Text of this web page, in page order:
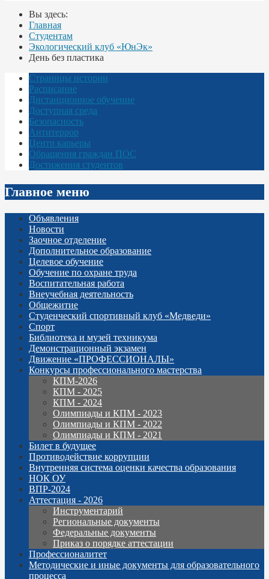
Вы здесь:
Главная
Студентам
Экологический клуб «ЮнЭк»
День без пластика
Страницы истории
Расписание
Дистанционное обучение
Доступная среда
Безопасность
Антитеррор
Центр карьеры
Обращения граждан ПОС
Достижения студентов
Главное меню
Объявления
Новости
Заочное отделение
Дополнительное образование
Целевое обучение
Обучение по охране труда
Воспитательная работа
Внеучебная деятельность
Общежитие
Студенческий спортивный клуб «Медведи»
Спорт
Библиотека и музей техникума
Демонстрационный экзамен
Движение «ПРОФЕССИОНАЛЫ»
Конкурсы профессионального мастерства
КПМ-2026
КПМ - 2025
КПМ - 2024
Олимпиады и КПМ - 2023
Олимпиады и КПМ - 2022
Олимпиады и КПМ - 2021
Билет в будущее
Противодействие коррупции
Внутренняя система оценки качества образования
НОК ОУ
ВПР-2024
Аттестация - 2026
Инструментарий
Региональные документы
Федеральные документы
Приказ о порядке аттестации
Профессионалитет
Методические и иные документы для образовательного
процесса